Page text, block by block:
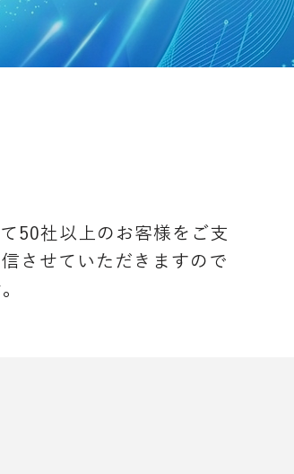
50社以上のお客様をご支
させていただきますので